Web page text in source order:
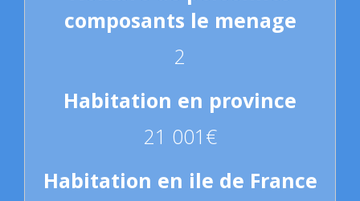
2
21 001€